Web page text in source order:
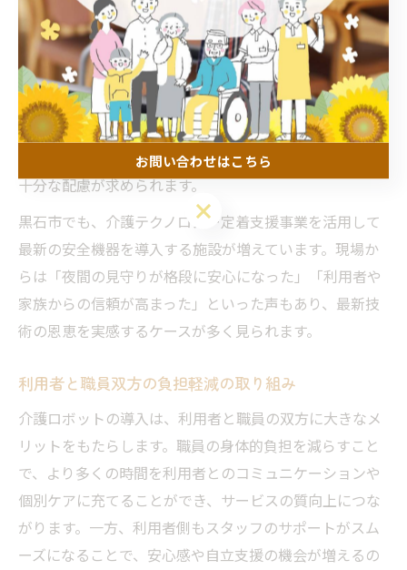
り、現場の安心感が高まっています。
導入時の注意点としては、機器の誤作動や通信トラブル
への備え、定期的なメンテナンス体制の確立が挙げられ
ます。スタッフが日常的に安全確認を行い、トラブル発
生時には迅速に対応できる仕組みを整えることが肝心で
す。特に、利用者のプライバシー保護やデータ管理には
十分な配慮が求められます。
黒石市でも、介護テクノロジー定着支援事業を活用して
最新の安全機器を導入する施設が増えています。現場か
らは「夜間の見守りが格段に安心になった」「利用者や
家族からの信頼が高まった」といった声もあり、最新技
術の恩恵を実感するケースが多く見られます。
利用者と職員双方の負担軽減の取り組み
介護ロボットの導入は、利用者と職員の双方に大きなメ
リットをもたらします。職員の身体的負担を減らすこと
で、より多くの時間を利用者とのコミュニケーションや
個別ケアに充てることができ、サービスの質向上につな
がります。一方、利用者側もスタッフのサポートがスム
ーズになることで、安心感や自立支援の機会が増えるの
お問い合わせはこちら
お問い合わせはこちら